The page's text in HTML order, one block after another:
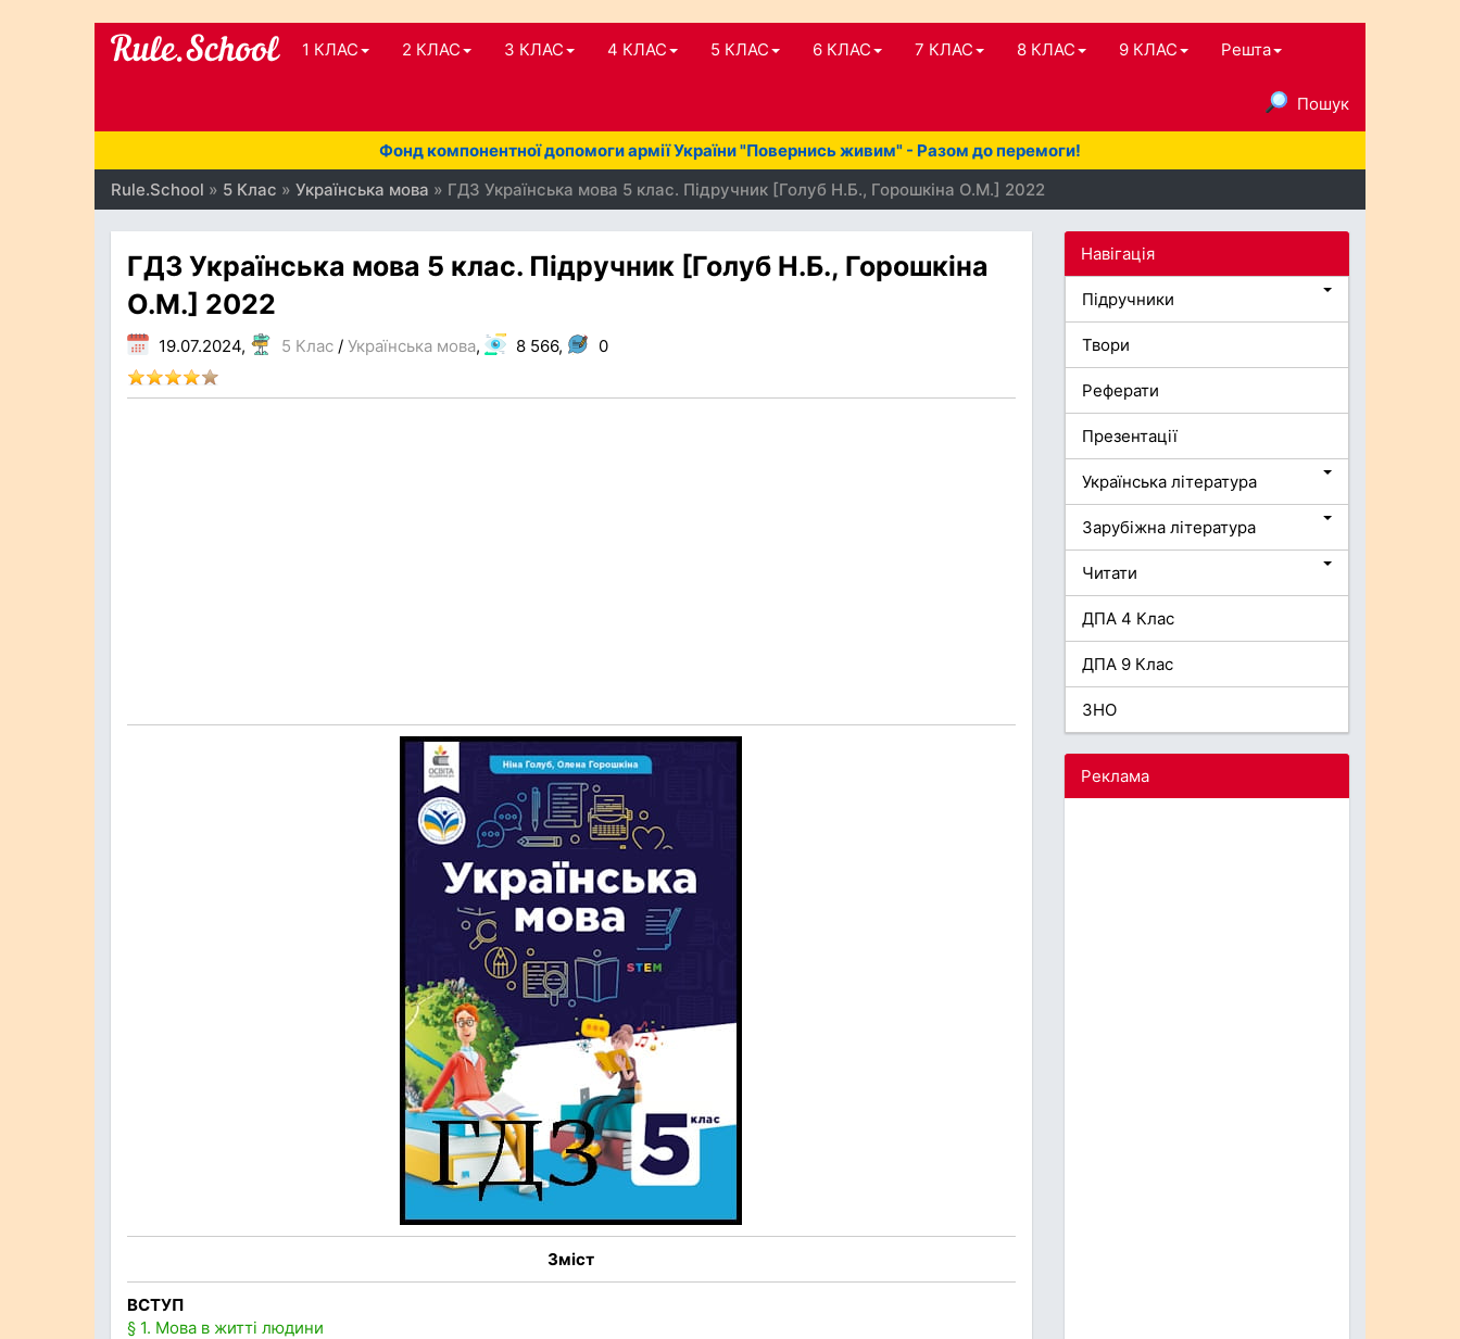
1 КЛАС 2 КЛАС 3 КЛАС 4 КЛАС 5 КЛАС 6 КЛАС 7 КЛАС 8 КЛАС 9 КЛАС Решта
Пошук
Фонд компонентної допомоги армії України "Повернись живим" - Разом до перемоги!
Rule.School » 5 Клас » Українська мова » ГДЗ Українська мова 5 клас. Підручник [Голуб Н.Б., Горошкіна О.М.] 2022
ГДЗ Українська мова 5 клас. Підручник [Голуб Н.Б., Горошкіна
О.М.] 2022
19.07.2024, 5 Клас / Українська мова, 8 566, 0
Зміст
ВСТУП
§ 1. Мова в житті людини
Навігація
Підручники
Твори
Реферати
Презентації
Українська література
Зарубіжна література
Читати
ДПА 4 Клас
ДПА 9 Клас
ЗНО
Реклама